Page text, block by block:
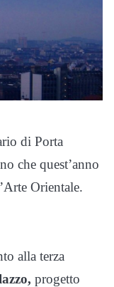
di Porta
che quest’anno
Orientale.
alla terza
progetto